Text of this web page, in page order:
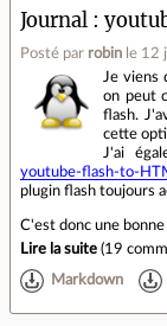
Journal
Posté par robin le 12
Je viens
on peut
flash.
cette
J'ai
youtube-flash-to-
plugin flash toujours
C'est donc une
Lire la suite (19
Markdown